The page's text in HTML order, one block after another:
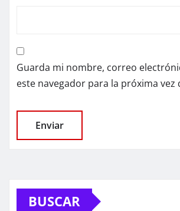
Guarda mi nombre, correo
este navegador para la próxima vez
BUSCAR